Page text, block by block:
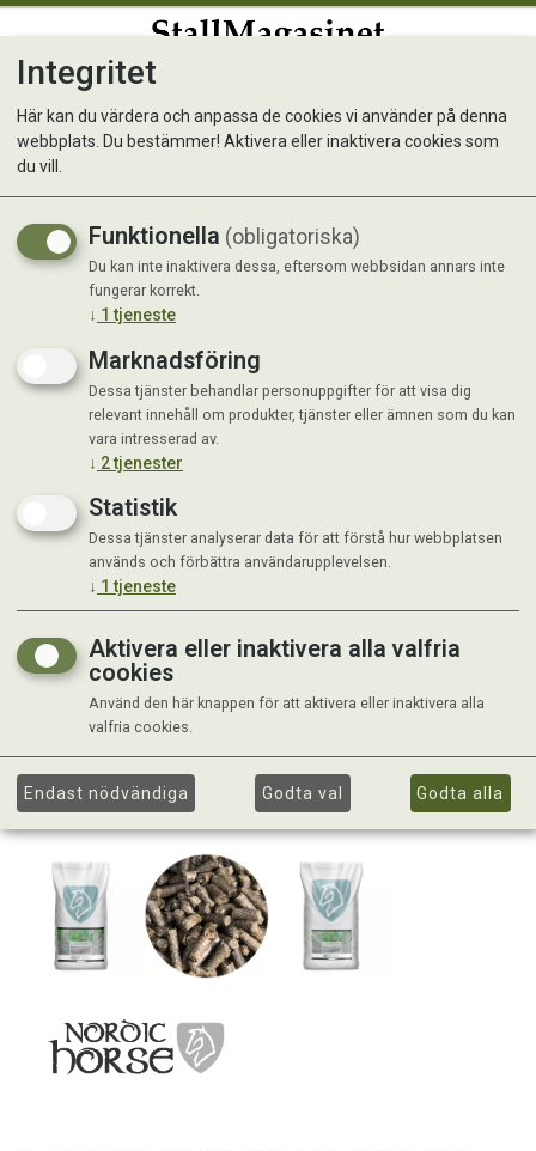
Nordic E-Cobs
100 % esparsett – varsamt torkad och
pressad till pellets. Hög halt tanniner.
Främjar en hälsosam tarmflora.
Integritet
Här kan du värdera och anpassa de cookies vi använder på denna
webbplats. Du bestämmer! Aktivera eller inaktivera cookies som
du vill.
Funktionella (obligatoriska)
Du kan inte inaktivera dessa, eftersom webbsidan annars inte
fungerar korrekt.
↓ 1 tjeneste
Marknadsföring
Dessa tjänster behandlar personuppgifter för att visa dig
relevant innehåll om produkter, tjänster eller ämnen som du kan
vara intresserad av.
↓ 2tjenester
Statistik
Dessa tjänster analyserar data för att förstå hur webbplatsen
används och förbättra användarupplevelsen.
↓ 1 tjeneste
Aktivera eller inaktivera alla valfria
cookies
Använd den här knappen för att aktivera eller inaktivera alla
valfria cookies.
Endast nödvändiga Godta val Godta alla